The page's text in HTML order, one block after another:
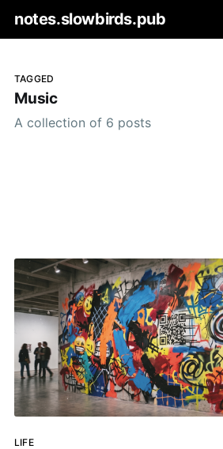
notes.slowbirds.pub
TAGGED
Music
A collection of 6 posts
LIFE